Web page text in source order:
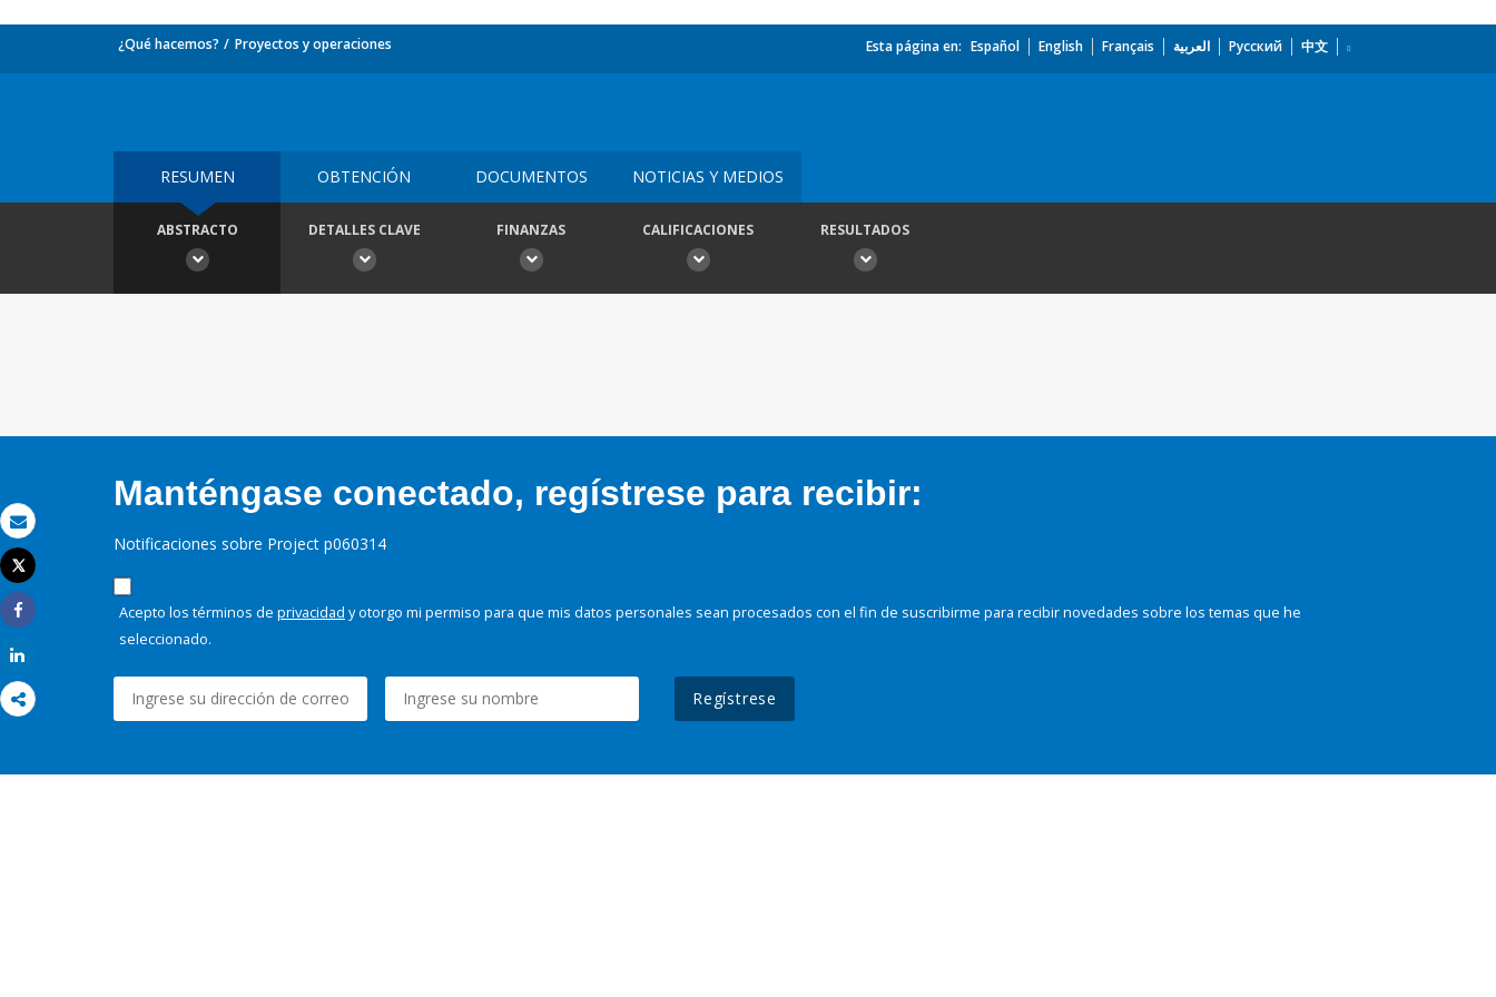
Correo electrónico
Imprimir
Tweet
Share
¿Qué hacemos? Proyectos y operaciones Esta página en: Español English Français العربية Русский 中文
RESUMEN OBTENCIÓN DOCUMENTOS NOTICIAS Y MEDIOS
ABSTRACTO DETALLES CLAVE FINANZAS CALIFICACIONES RESULTADOS
Manténgase conectado, regístrese para recibir:
Notificaciones sobre Project p060314
Acepto los términos de privacidad y otorgo mi permiso para que mis datos personales sean procesados con el fin de suscribirme para recibir novedades sobre los temas que he
seleccionado.
Regístrese